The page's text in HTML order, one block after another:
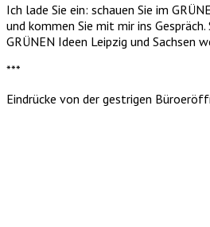
Ich lade Sie ein: schauen Sie im
und kommen Sie mit mir ins
GRÜNEN Ideen Leipzig und Sachsen
***
Eindrücke von der gestrigen